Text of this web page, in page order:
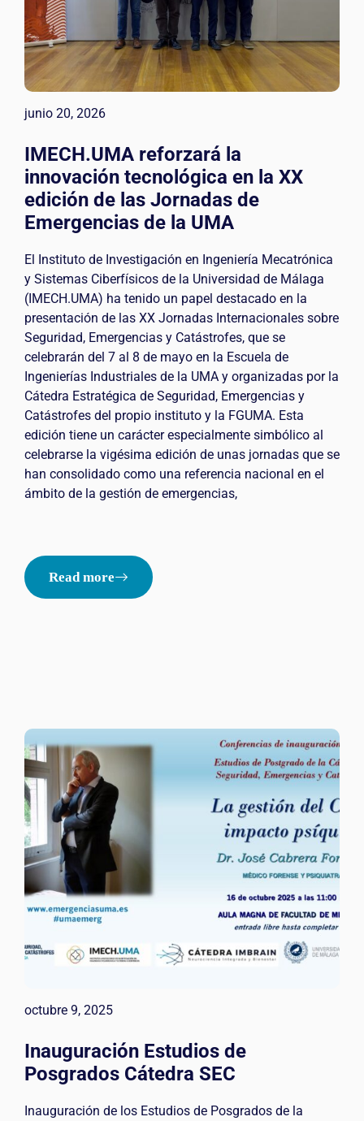
junio 20, 2026
IMECH.UMA reforzará la
innovación tecnológica en la XX
edición de las Jornadas de
Emergencias de la UMA
El Instituto de Investigación en Ingeniería Mecatrónica
y Sistemas Ciberfísicos de la Universidad de Málaga
(IMECH.UMA) ha tenido un papel destacado en la
presentación de las XX Jornadas Internacionales sobre
Seguridad, Emergencias y Catástrofes, que se
celebrarán del 7 al 8 de mayo en la Escuela de
Ingenierías Industriales de la UMA y organizadas por la
Cátedra Estratégica de Seguridad, Emergencias y
Catástrofes del propio instituto y la FGUMA. Esta
edición tiene un carácter especialmente simbólico al
celebrarse la vigésima edición de unas jornadas que se
han consolidado como una referencia nacional en el
ámbito de la gestión de emergencias,
Read more
octubre 9, 2025
Inauguración Estudios de
Posgrados Cátedra SEC
Inauguración de los Estudios de Posgrados de la